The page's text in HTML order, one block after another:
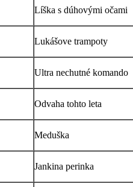
Líška s dúhovými očami
Lukášove trampoty
Ultra nechutné komando
Odvaha tohto leta
Meduška
Jankina perinka